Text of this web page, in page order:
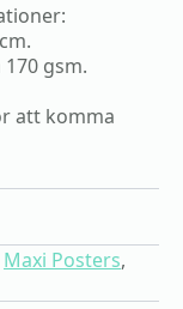
gsm.
att komma
Maxi Posters,